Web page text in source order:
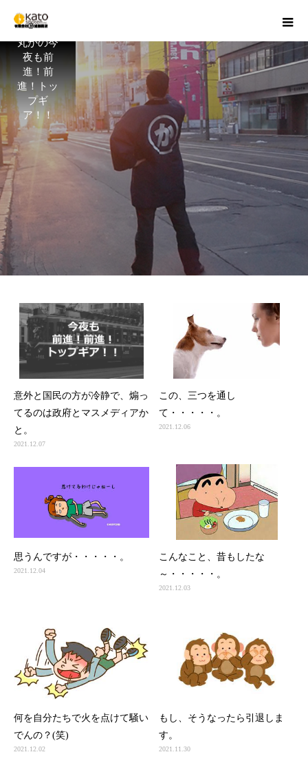
丸かの今
夜も前
進！前
進！トッ
プギ
ア！！
意外と国民の方が冷静で、煽っ
てるのは政府とマスメディアか
と。
2021.12.07
この、三つを通し
て・・・・・。
2021.12.06
思うんですが・・・・・。
2021.12.04
こんなこと、昔もしたな
～・・・・・。
2021.12.03
何を自分たちで火を点けて騒い
でんの？(笑)
2021.12.02
もし、そうなったら引退しま
す。
2021.11.30